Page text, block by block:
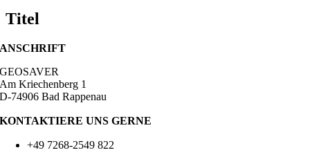
Titel
ANSCHRIFT
GEOSAVER
Am Kriechenberg 1
D-74906 Bad Rappenau
KONTAKTIERE UNS GERNE
+49 7268-2549 822